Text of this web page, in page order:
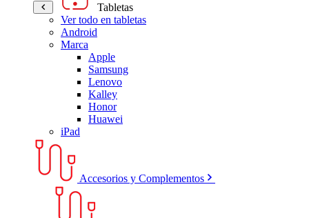
Tabletas
Ver todo en tabletas
Android
Marca
Apple
Samsung
Lenovo
Kalley
Honor
Huawei
iPad
Accesorios y Complementos